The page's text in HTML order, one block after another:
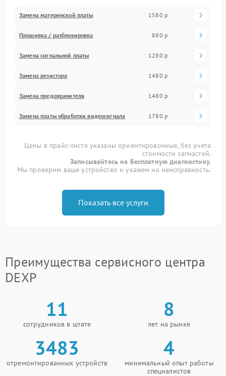
Замена материнской платы 1580 р
Прошивка / разблокировка 880 р
Замена сигнальной платы 1280 р
Замена резистора 1480 р
Замена предохранителя 1480 р
Замена платы обработки видеосигнала 1780 р
Цены в прайс-листе указаны ориентировочные, без учета
стоимости запчастей.
Записывайтесь на бесплатную диагностику.
Мы проверим ваше устройство и укажем на неисправность.
Показать все услуги
Преимущества сервисного центра
DEXP
11
сотрудников в штате
8
лет на рынке
3483
отремонтированных устройств
4
минимальный опыт работы
специалистов